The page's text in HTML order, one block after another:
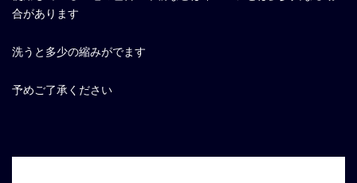
合があります
洗うと多少の縮みがでます
予めご了承ください